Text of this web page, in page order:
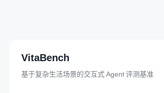
VitaBench
基于复杂生活场景的交互式 Agent 评测基准